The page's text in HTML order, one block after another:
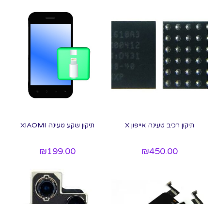
תיקון רכיב טעינה אייפון X
₪450.00
תיקון שקע טעינה XIAOMI
₪199.00